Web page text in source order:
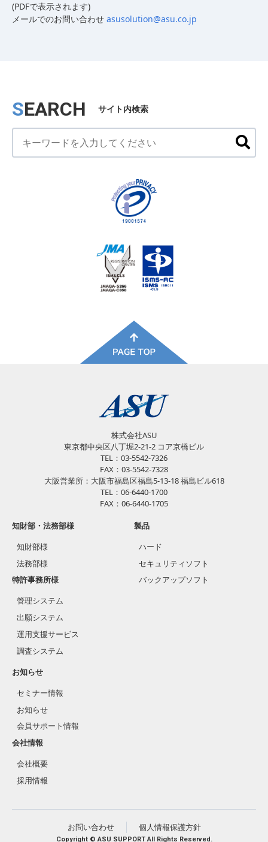
(PDFで表示されます)
メールでのお問い合わせ asusolution@asu.co.jp
SEARCH サイト内検索
株式会社ASU
東京都中央区八丁堀2-21-2 コア京橋ビル
TEL：03-5542-7326
FAX：03-5542-7328
大阪営業所：大阪市福島区福島5-13-18 福島ビル618
TEL：06-6440-1700
FAX：06-6440-1705
知財部・法務部様
知財部様
法務部様
特許事務所様
管理システム
出願システム
運用支援サービス
調査システム
製品
ハード
セキュリティソフト
バックアップソフト
お知らせ
セミナー情報
お知らせ
会員サポート情報
会社情報
会社概要
採用情報
お問い合わせ 個人情報保護方針
Copyright © ASU SUPPORT All Rights Reserved.